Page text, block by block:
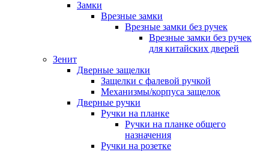
Замки
Врезные замки
Врезные замки без ручек
Врезные замки без ручек
для китайских дверей
Зенит
Дверные защелки
Защелки с фалевой ручкой
Механизмы/корпуса защелок
Дверные ручки
Ручки на планке
Ручки на планке общего
назначения
Ручки на розетке